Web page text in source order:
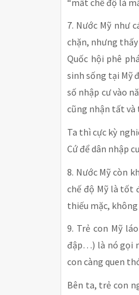
7. Nước Mỹ như
chặn, nhưng
Quốc hội phê
sinh sống tại Mỹ
số nhập cư vào
cũng nhận tất và
Ta thì cực kỳ
Cứ để dân nhập
8. Nước Mỹ còn
chế độ Mỹ là tốt
thiếu mặc,
9. Trẻ con Mỹ
đập…) là nó gọi
con càng quen
Bên ta, trẻ con